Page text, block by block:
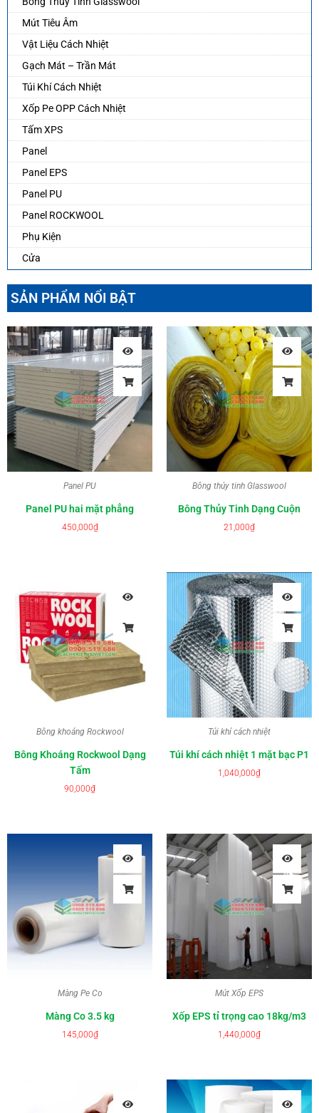
Mút Tiêu Âm
Vật Liệu Cách Nhiệt
Gạch Mát – Trần Mát
Túi Khí Cách Nhiệt
Xốp Pe OPP Cách Nhiệt
Tấm XPS
Panel
Panel EPS
Panel PU
Panel ROCKWOOL
Phụ Kiện
Cửa
SẢN PHẨM NỔI BẬT
Panel PU
Panel PU hai mặt phẳng
450,000₫
Bông thủy tinh Glasswool
Bông Thủy Tinh Dạng Cuộn
21,000₫
Bông khoáng Rockwool
Bông Khoáng Rockwool Dạng
Tấm
90,000₫
Túi khí cách nhiệt
Túi khí cách nhiệt 1 mặt bạc P1
1,040,000₫
Màng Pe Co
Màng Co 3.5 kg
145,000₫
Mút Xốp EPS
Xốp EPS tỉ trọng cao 18kg/m3
1,440,000₫